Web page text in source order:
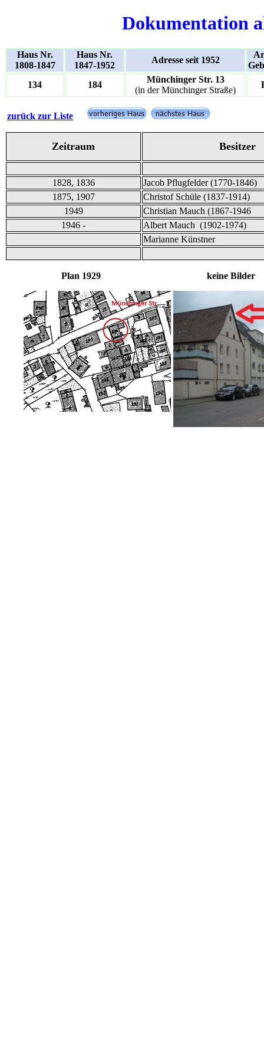
Dokumentation
Haus Nr.
1808-1847
Haus Nr.
1847-1952
Adresse seit 1952
134
184
Münchinger Str. 13
(in der Münchinger Straße)
zurück zur Liste
Zeitraum Besitzer
1828, 1836
Jacob Pflugfelder (1770-1846)
1875, 1907
Christof Schüle (1837-1914)
1949
Christian Mauch (1867-1946
1946 -
Albert Mauch (1902-1974)
Marianne Künstner
Plan 1929 keine Bilder